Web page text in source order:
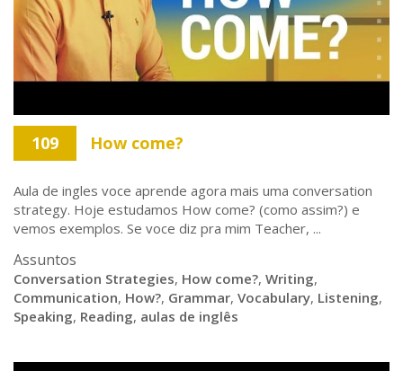
109 How come?
Aula de ingles voce aprende agora mais uma conversation
strategy. Hoje estudamos How come? (como assim?) e
vemos exemplos. Se voce diz pra mim Teacher, ...
Assuntos
Conversation Strategies, How come?, Writing,
Communication, How?, Grammar, Vocabulary, Listening,
Speaking, Reading, aulas de inglês